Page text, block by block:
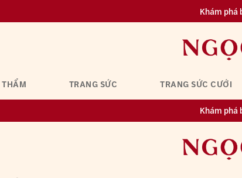
Khám phá
Đa dạng lựa
THẨM TRANG SỨC TRANG SỨC CƯỚI
Khám phá
Đa dạng lựa